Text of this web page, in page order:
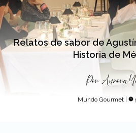
Relatos de sabor de
Historia de
Por Aurora
Mundo Gourmet